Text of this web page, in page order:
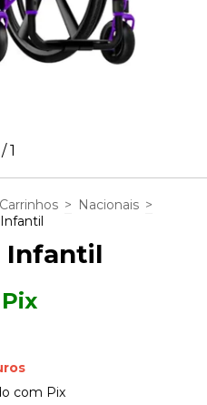
/1
> Nacionais >
Infantil
Pix
com Pix